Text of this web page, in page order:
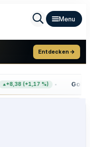
Entdecken →
+8,38 (+1,17 %) Gold